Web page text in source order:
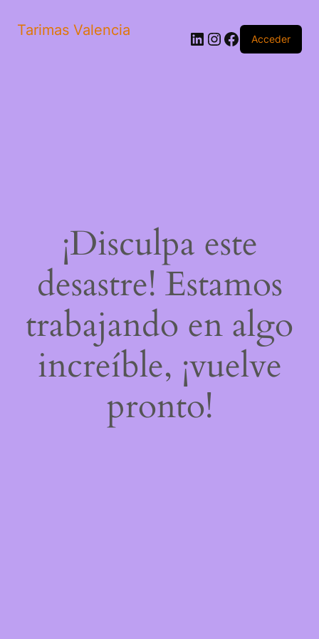
Tarimas Valencia LinkedIn
Instagram
Facebook
Acceder
¡Disculpa este
desastre! Estamos
trabajando en algo
increíble, ¡vuelve
pronto!